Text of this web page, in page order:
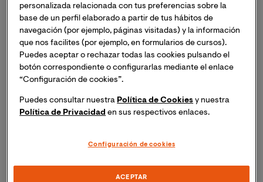
Esta sesión tendrá una duración de 120 minutos.
Abordará las características de los delincuentes
sexuales y los programas de intervención en centros
penitenciarios, diferenciando aquellos individuos que
comenten agresiones dentro y fuera de la pareja.
final de la sesión se permitirá a las personas
relacionadas con la temática. Se trata de unajornada
online que se retransmitirá en directo a través de
Violencia Doméstica y de Género delGrado en
personalizada relacionada con tus preferencias sobre la
base de un perfil elaborado a partir de tus hábitos de
navegación (por ejemplo, páginas visitadas) y la información
que nos facilites (por ejemplo, en formularios de cursos).
Puedes aceptar o rechazar todas las cookies pulsando el
botón correspondiente o configurarlas mediante el enlace
“Configuración de cookies”.
Puedes consultar nuestra Política de Cookies y nuestra
Política de Privacidad en sus respectivos enlaces.
Configuración de cookies
ACEPTAR